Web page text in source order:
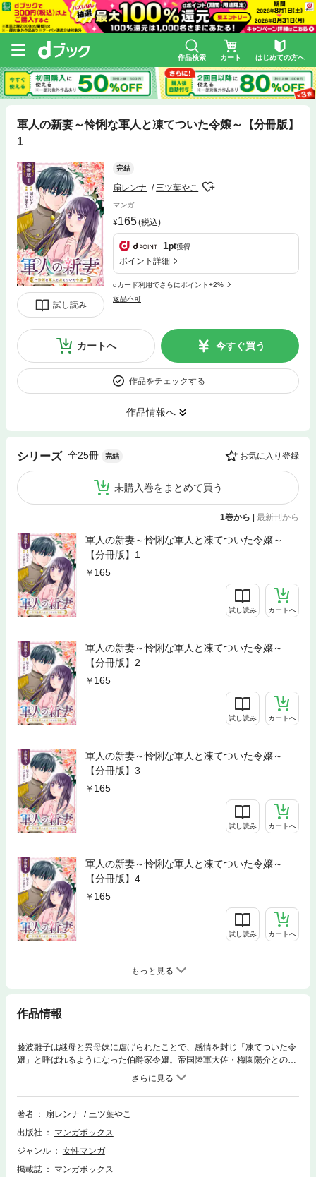
作品検索 カート はじめての方へ
軍人の新妻～怜悧な軍人と凍てついた令嬢～【分冊版】
1
試し読み
完結
扇レンナ 三ツ葉やこ
マンガ
165(税込)
1pt獲得
ポイント詳細
dカード利用でさらにポイント+2%
返品不可
カートへ 今すぐ買う
作品をチェックする
作品情報へ
シリーズ 全25冊 完結 お気に入り登録
未購入巻をまとめて買う
1巻から | 最新刊から
軍人の新妻～怜悧な軍人と凍てついた令嬢～
【分冊版】1
165
試し読み カートへ
軍人の新妻～怜悧な軍人と凍てついた令嬢～
【分冊版】2
165
試し読み カートへ
軍人の新妻～怜悧な軍人と凍てついた令嬢～
【分冊版】3
165
試し読み カートへ
軍人の新妻～怜悧な軍人と凍てついた令嬢～
【分冊版】4
165
試し読み カートへ
もっと見る
作品情報
藤波雛子は継母と異母妹に虐げられたことで、感情を封じ「凍てついた令
嬢」と呼ばれるようになった伯爵家令嬢。帝国陸軍大佐・梅園陽介との見
合い話を叔父から受け、家から逃れるため縁談を承諾する。しかし陽介か
ら結婚を申し込まれ、雛子の心が揺れ始めーー…。結婚を通じ、愛の温も
りを知る大正ロマン恋愛譚！
著者
扇レンナ
三ツ葉やこ
出版社
マンガボックス
ジャンル
女性マンガ
掲載誌
マンガボックス